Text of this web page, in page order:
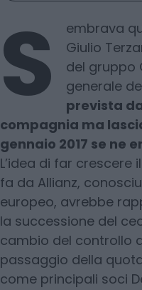
S
embrava
Giulio
del gruppo
generale
prevista
compagnia ma
gennaio 2017 se ne
L’idea di far
fa da Allianz,
europeo, avrebbe
la successione del
cambio del controllo
passaggio della
come principali soci